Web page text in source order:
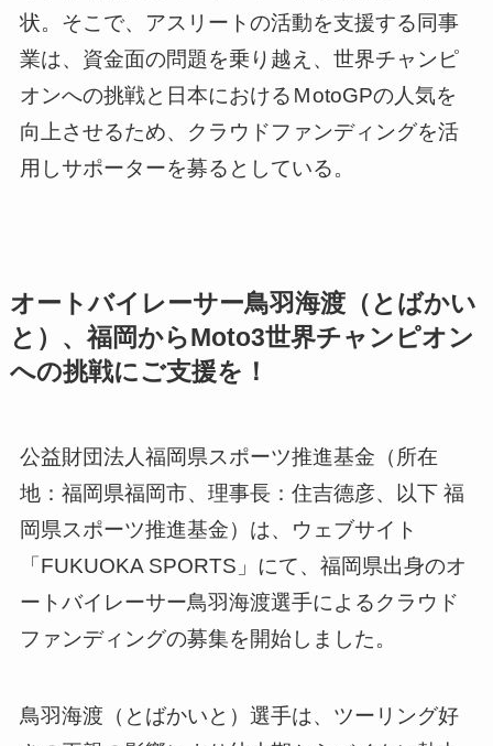
状。そこで、アスリートの活動を支援する同事
業は、資金面の問題を乗り越え、世界チャンピ
オンへの挑戦と日本におけるＭotoGPの人気を
向上させるため、クラウドファンディングを活
用しサポーターを募るとしている。
オートバイレーサー鳥羽海渡（とばかい
と）、福岡からMoto3世界チャンピオン
への挑戦にご支援を！
公益財団法人福岡県スポーツ推進基金（所在
地：福岡県福岡市、理事長：住吉德彦、以下 福
岡県スポーツ推進基金）は、ウェブサイト
「FUKUOKA SPORTS」にて、福岡県出身のオ
ートバイレーサー鳥羽海渡選手によるクラウド
ファンディングの募集を開始しました。
鳥羽海渡（とばかいと）選手は、ツーリング好